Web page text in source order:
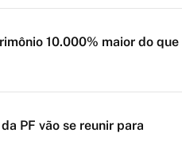
10.000% maior do que
PF vão se reunir para